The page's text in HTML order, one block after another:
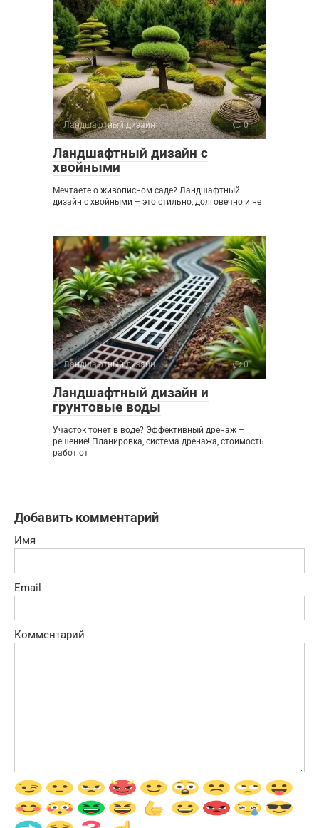
Ландшафтный дизайн 0
Ландшафтный дизайн с
хвойными
Мечтаете о живописном саде? Ландшафтный
дизайн с хвойными – это стильно, долговечно и не
Ландшафтный дизайн 0
Ландшафтный дизайн и
грунтовые воды
Участок тонет в воде? Эффективный дренаж –
решение! Планировка, система дренажа, стоимость
работ от
Добавить комментарий
Имя
Email
Комментарий